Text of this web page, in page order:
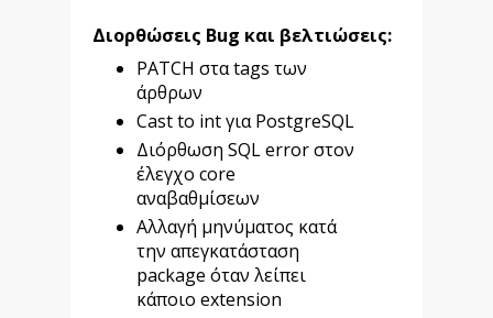
Διορθώσεις Bug και βελτιώσεις:
PATCH στα tags των
άρθρων
Cast to int για PostgreSQL
Διόρθωση SQL error στον
έλεγχο core
αναβαθμίσεων
Αλλαγή μηνύματος κατά
την απεγκατάσταση
package όταν λείπει
κάποιο extension